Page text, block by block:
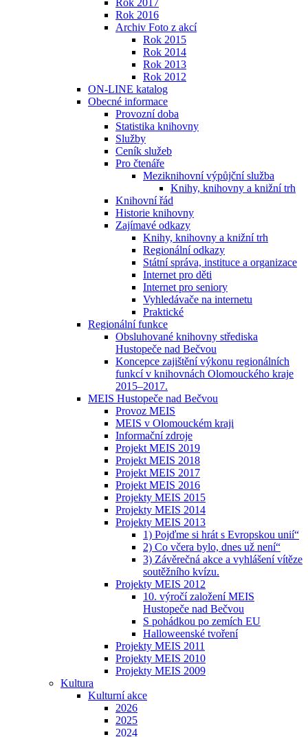
Rok 2017
Rok 2016
Archiv Foto z akcí
Rok 2015
Rok 2014
Rok 2013
Rok 2012
ON-LINE katalog
Obecné informace
Provozní doba
Statistika knihovny
Služby
Ceník služeb
Pro čtenáře
Meziknihovní výpůjční služba
Knihy, knihovny a knižní trh
Knihovní řád
Historie knihovny
Zajímavé odkazy
Knihy, knihovny a knižní trh
Regionální odkazy
Státní správa, instituce a organizace
Internet pro děti
Internet pro seniory
Vyhledávače na internetu
Praktické
Regionální funkce
Obsluhované knihovny střediska
Hustopeče nad Bečvou
Koncepce zajištění výkonu regionálních
funkcí v knihovnách Olomouckého kraje
2015–2017.
MEIS Hustopeče nad Bečvou
Provoz MEIS
MEIS v Olomouckém kraji
Informační zdroje
Projekt MEIS 2019
Projekt MEIS 2018
Projekt MEIS 2017
Projekt MEIS 2016
Projekty MEIS 2015
Projekty MEIS 2014
Projekty MEIS 2013
1) Pojďme si hrát s Evropskou unií“
2) Co včera bylo, dnes už není“
3) Závěrečná akce a vyhlášení vítěze
soutěžního kvízu.
Projekty MEIS 2012
10. výročí založení MEIS
Hustopeče nad Bečvou
S pohádkou po zemích EU
Halloweenské tvoření
Projekty MEIS 2011
Projekty MEIS 2010
Projekty MEIS 2009
Kultura
Kulturní akce
2026
2025
2024